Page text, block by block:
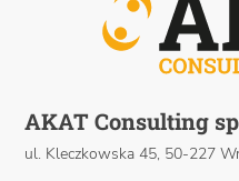
AKAT Consulting
ul. Kleczkowska 45, 50-227